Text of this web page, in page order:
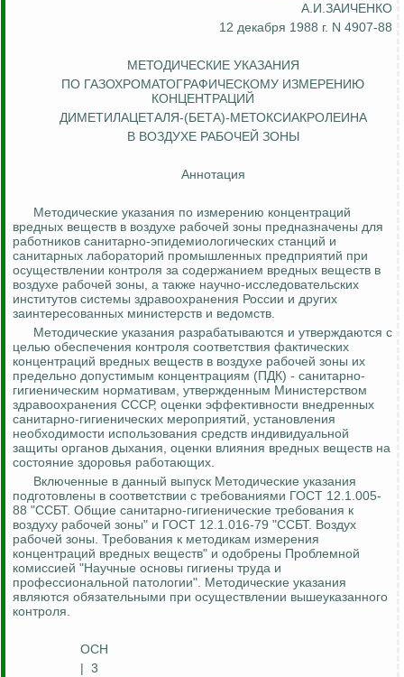
А.И.ЗАИЧЕНКО
12 декабря 1988 г. N 4907-88
МЕТОДИЧЕСКИЕ УКАЗАНИЯ
ПО ГАЗОХРОМАТОГРАФИЧЕСКОМУ ИЗМЕРЕНИЮ
КОНЦЕНТРАЦИЙ
ДИМЕТИЛАЦЕТАЛЯ-(БЕТА)-МЕТОКСИАКРОЛЕИНА
В ВОЗДУХЕ РАБОЧЕЙ ЗОНЫ
Аннотация
Методические указания по измерению концентраций
вредных веществ в воздухе рабочей зоны предназначены для
работников санитарно-эпидемиологических станций и
санитарных лабораторий промышленных предприятий при
осуществлении контроля за содержанием вредных веществ в
воздухе рабочей зоны, а также научно-исследовательских
институтов системы здравоохранения России и других
заинтересованных министерств и ведомств.
Методические указания разрабатываются и утверждаются с
целью обеспечения контроля соответствия фактических
концентраций вредных веществ в воздухе рабочей зоны их
предельно допустимым концентрациям (ПДК) - санитарно-
гигиеническим нормативам, утвержденным Министерством
здравоохранения СССР, оценки эффективности внедренных
санитарно-гигиенических мероприятий, установления
необходимости использования средств индивидуальной
защиты органов дыхания, оценки влияния вредных веществ на
состояние здоровья работающих.
Включенные в данный выпуск Методические указания
подготовлены в соответствии с требованиями ГОСТ 12.1.005-
88 "ССБТ. Общие санитарно-гигиенические требования к
воздуху рабочей зоны" и ГОСТ 12.1.016-79 "ССБТ. Воздух
рабочей зоны. Требования к методикам измерения
концентраций вредных веществ" и одобрены Проблемной
комиссией "Научные основы гигиены труда и
профессиональной патологии". Методические указания
являются обязательными при осуществлении вышеуказанного
контроля.
OCH
| 3